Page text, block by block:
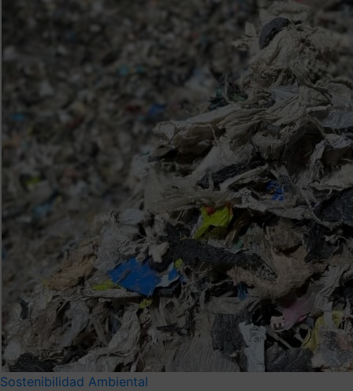
Sostenibilidad Ambiental